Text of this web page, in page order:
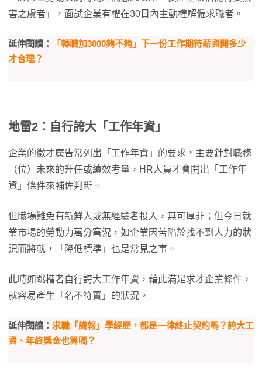
害之虞者」，面試企業有權在30日內主動權解僱求職者。
延伸閱讀：
「轉職加3000夠不夠」下一份工作期待薪資開多少
才合理？
地雷2：自行誇大「工作年資」
企業的徵才廣告常列出「工作年資」的要求，主要針對職務
（位）未來的升任或績效考量，HR人員才會開出「工作年
資」條件來輔佐判斷。
但職場難免有新鮮人或無經驗者投入，無可厚非；但今日就
業市場的勞動力萬分窘況，如企業因苦陷於找不到人力的狀
況而將就，「降低標準」也是常見之事。
此時如跳槽者自行誇大工作年資，藉此滿足求才企業條件，
就容易產生「名不符實」的狀況。
延伸閱讀： 求職「謊報」學經歷，都是一律終止契約嗎？誇大工
資、年終獎金也算嗎？